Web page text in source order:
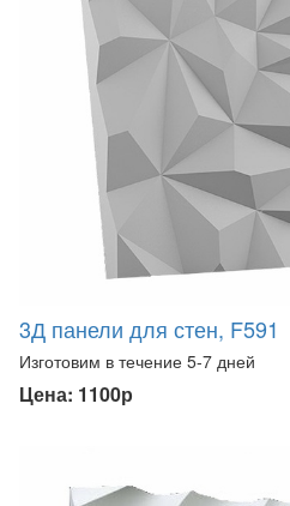
3Д панели для стен, F591
Изготовим в течение 5-7 дней
Цена: 1100р